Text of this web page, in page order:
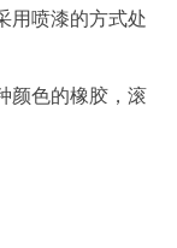
用喷漆的方式处
颜色的橡胶，滚